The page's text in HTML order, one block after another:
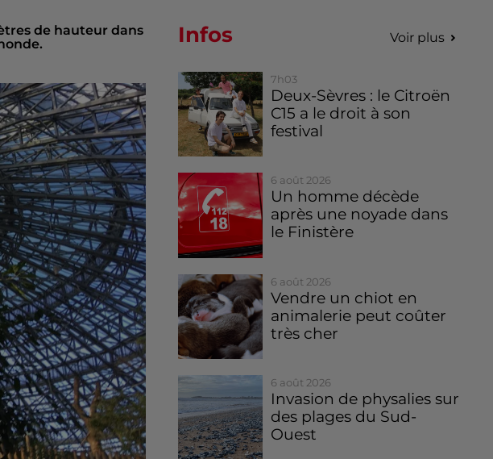
de hauteur dans
Infos Voir plus
7h03
Deux-Sèvres : le Citroën
C15 a le droit à son
festival
6 août 2026
Un homme décède
après une noyade dans
le Finistère
6 août 2026
Vendre un chiot en
animalerie peut coûter
très cher
6 août 2026
Invasion de physalies sur
des plages du Sud-
Ouest